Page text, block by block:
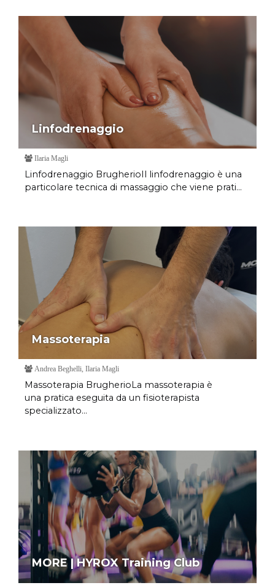
Linfodrenaggio
Ilaria Magli
Linfodrenaggio BrugherioIl linfodrenaggio è una
particolare tecnica di massaggio che viene prati...
Massoterapia
Andrea Beghelli, Ilaria Magli
Massoterapia BrugherioLa massoterapia è
una pratica eseguita da un fisioterapista
specializzato...
MORE | HYROX Training Club